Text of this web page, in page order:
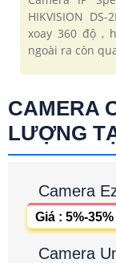
HIKVISION
xoay 360 độ ,
ngoài ra còn
CAMERA
LƯỢNG
Camera
Giá : 5%-35%
Camera